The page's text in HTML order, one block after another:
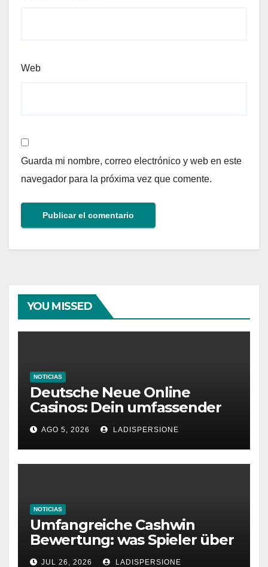
Web
Guarda mi nombre, correo electrónico y web en este
navegador para la próxima vez que comente.
YOU MISSED
NOTICIAS
Deutsche Neue Online
Casinos: Dein umfassender
Ratgeber für moderne
Glücksspielplattformen
AGO 5, 2026 LADISPERSIONE
NOTICIAS
Umfangreiche Cashwin
Bewertung: was Spieler über
dieses Casino denken
JUL 26, 2026 LADISPERSIONE